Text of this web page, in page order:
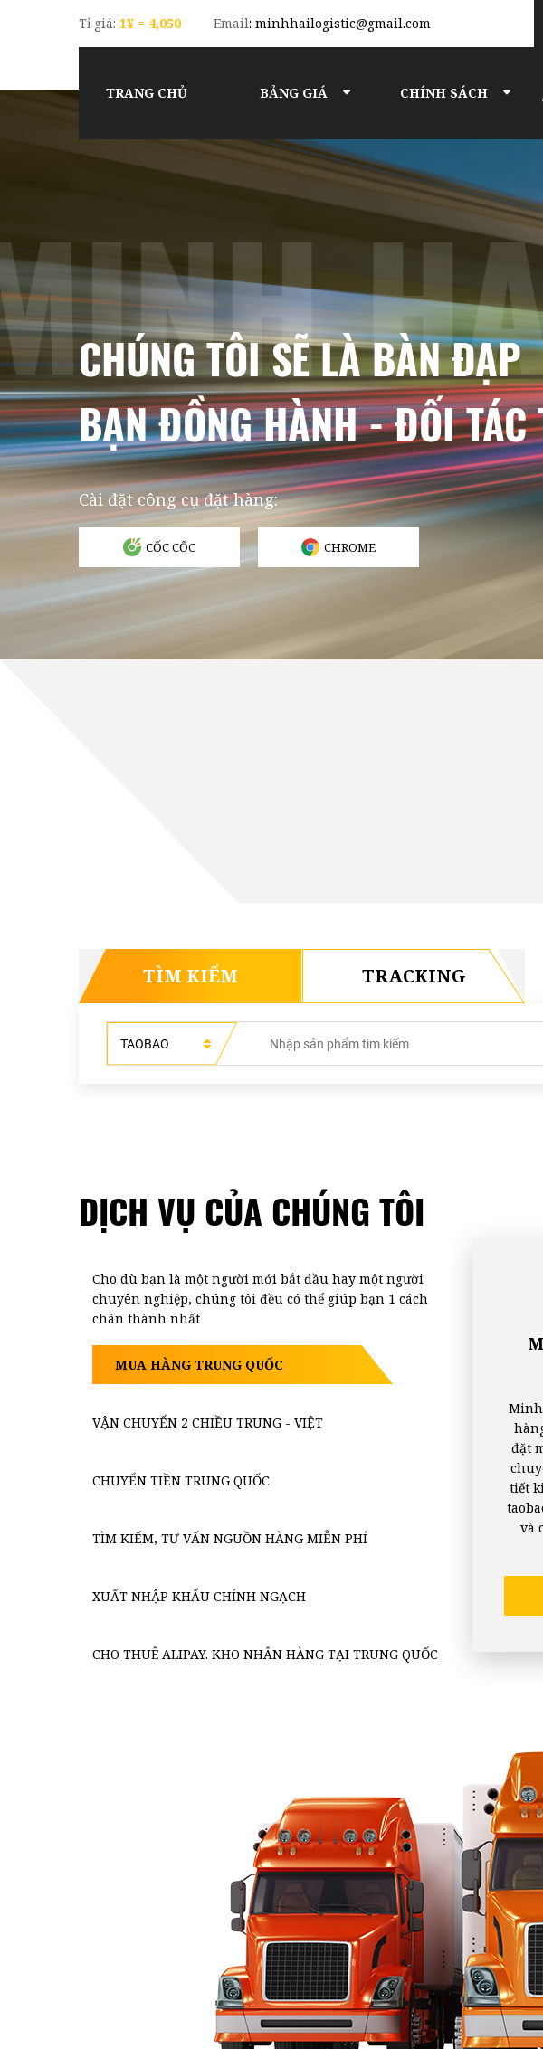
Tỉ giá: 1¥ = 4,050 Email: minhhailogistic@gmail.com
TRANG CHỦ BẢNG GIÁ CHÍNH SÁCH
CHÚNG TÔI SẼ LÀ BÀN ĐẠP
BẠN ĐỒNG HÀNH - ĐỐI TÁC
Cài đặt công cụ đặt hàng:
CỐC CỐC CHROME
TÌM KIẾM TRACKING
DỊCH VỤ CỦA CHÚNG TÔI
Cho dù bạn là một người mới bắt đầu hay một người
chuyên nghiệp, chúng tôi đều có thể giúp bạn 1 cách
chân thành nhất
MUA HÀNG TRUNG QUỐC
VẬN CHUYỂN 2 CHIỀU TRUNG - VIỆT
CHUYỂN TIỀN TRUNG QUỐC
TÌM KIẾM, TƯ VẤN NGUỒN HÀNG MIỄN PHÍ
XUẤT NHẬP KHẨU CHÍNH NGẠCH
CHO THUÊ ALIPAY. KHO NHÂN HÀNG TẠI TRUNG QUỐC
đặt
tiết
và